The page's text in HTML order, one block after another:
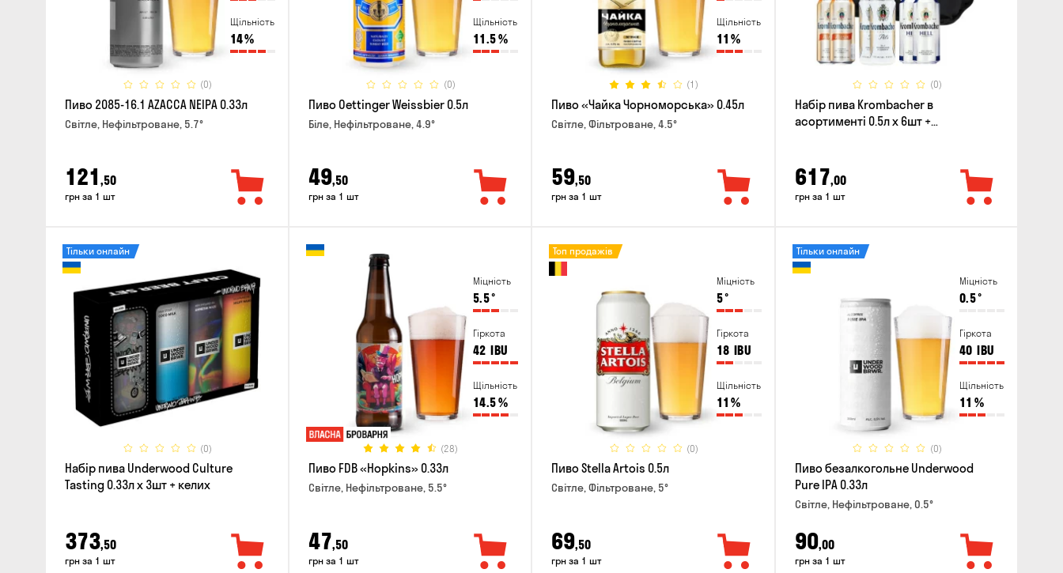
Щільність
14%
(0)
Пиво 2085-16.1 AZACCA NEIPA 0.33л
Світле, Нефільтроване, 5.7°
121 ,50
грн за 1 шт
Щільність
11.5%
(0)
Пиво Oettinger Weissbier 0.5л
Біле, Нефільтроване, 4.9°
49,50
грн за 1 шт
Щільність
11 %
(1)
Пиво «Чайка Чорноморська» 0.45л
Світле, Фільтроване, 4.5°
59,50
грн за 1 шт
(0)
Набір пива Krombacher в
асортименті 0.5л х 6шт +
617,00
грн за 1 шт
(0)
Тільки онлайн
Набір пива Underwood Culture
Tasting 0.33л x 3шт + келих
373,50
грн за 1 шт
Міцність
5.5°
Гіркота
42 IBU
Щільність
14.5%
(28)
Пиво FDB «Hopkins» 0.33л
Світле, Нефільтроване, 5.5°
47,50
грн за 1 шт
Міцність
5°
Гіркота
18 IBU
Щільність
11 %
(0)
Топ продажів
Пиво Stella Artois 0.5л
Світле, Фільтроване, 5°
69,50
грн за 1 шт
Міцність
0.5°
Гіркота
40 IBU
Щільність
11 %
(0)
Тільки онлайн
Пиво безалкогольне Underwood
Pure IPA 0.33л
Світле, Нефільтроване, 0.5°
90,00
грн за 1 шт